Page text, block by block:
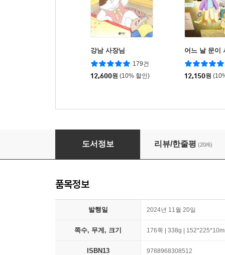
강남 사장님
179건
12,600원 (10% 할인)
어느 날 문이
12,150원
아들 사춘기 대 갱년기
도서정보 리뷰/한줄평 (20/6)
품목정보
발행일 2024년 11월 20일
쪽수, 무게, 크기 176쪽 | 338g |
ISBN13 9788968308512